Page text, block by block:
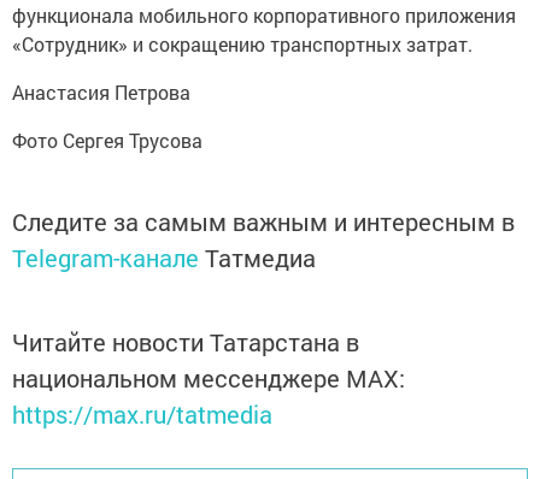
функционала мобильного корпоративного приложения
«Сотрудник» и сокращению транспортных затрат.
Анастасия Петрова
Фото Сергея Трусова
Следите за самым важным и интересным в
Telegram-канале Татмедиа
Читайте новости Татарстана в
национальном мессенджере MАХ:
https://max.ru/tatmedia